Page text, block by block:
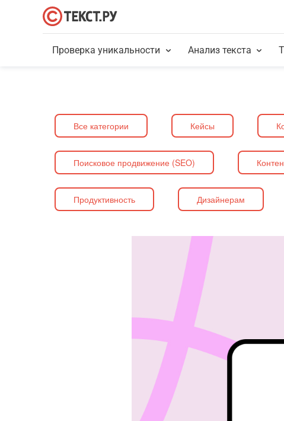
Проверка уникальности Анализ текста
Все категории Кейсы
Поисковое продвижение (SEO)
Продуктивность Дизайнерам